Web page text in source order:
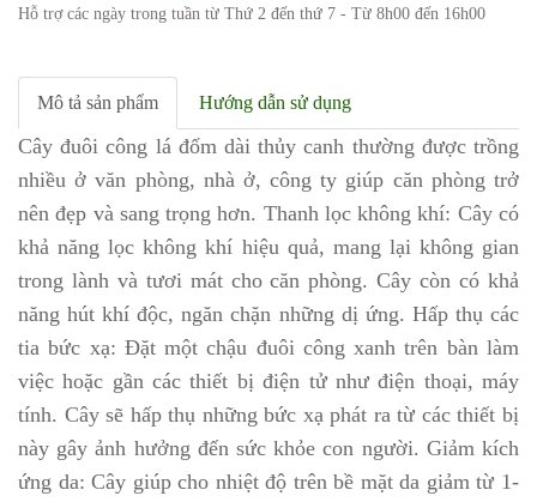
Hỗ trợ các ngày trong tuần từ Thứ 2 đến thứ 7 - Từ 8h00 đến 16h00
Mô tả sản phẩm Hướng dẫn sử dụng
Cây đuôi công lá đốm dài thủy canh thường được trồng
nhiều ở văn phòng, nhà ở, công ty giúp căn phòng trở
nên đẹp và sang trọng hơn. Thanh lọc không khí: Cây có
khả năng lọc không khí hiệu quả, mang lại không gian
trong lành và tươi mát cho căn phòng. Cây còn có khả
năng hút khí độc, ngăn chặn những dị ứng. Hấp thụ các
tia bức xạ: Đặt một chậu đuôi công xanh trên bàn làm
việc hoặc gần các thiết bị điện tử như điện thoại, máy
tính. Cây sẽ hấp thụ những bức xạ phát ra từ các thiết bị
này gây ảnh hưởng đến sức khỏe con người. Giảm kích
ứng da: Cây giúp cho nhiệt độ trên bề mặt da giảm từ 1-